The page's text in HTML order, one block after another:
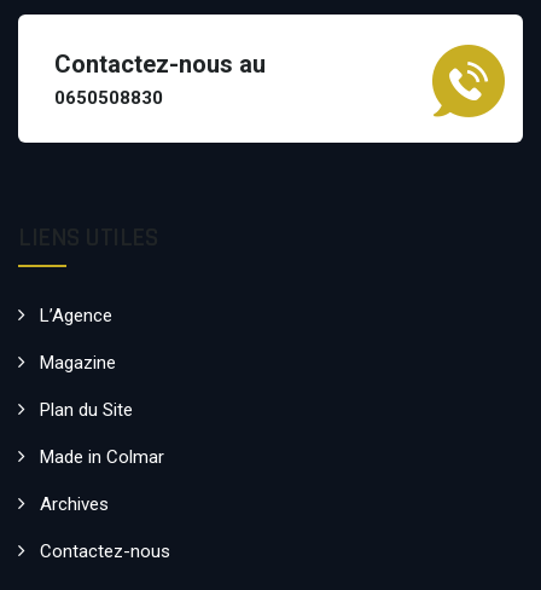
Contactez-nous au
0650508830
L’Agence
Magazine
Plan du Site
Made in Colmar
Archives
Contactez-nous